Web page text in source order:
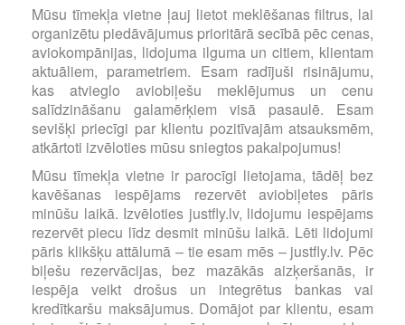
Mūsu tīmekļa vietne ļauj lietot meklēšanas filtrus, lai
organizētu piedāvājumus prioritārā secībā pēc cenas,
aviokompānijas, lidojuma ilguma un citiem, klientam
aktuāliem, parametriem. Esam radījuši risinājumu,
kas atvieglo aviobiļešu meklējumus un cenu
salīdzināšanu galamērķiem visā pasaulē. Esam
sevišķi priecīgi par klientu pozitīvajām atsauksmēm,
atkārtoti izvēloties mūsu sniegtos pakalpojumus!
Mūsu tīmekļa vietne ir parocīgi lietojama, tādēļ bez
kavēšanas iespējams rezervēt aviobiļetes pāris
minūšu laikā. Izvēloties justfly.lv, lidojumu iespējams
rezervēt piecu līdz desmit minūšu laikā. Lēti lidojumi
pāris klikšķu attālumā – tie esam mēs – justfly.lv. Pēc
biļešu rezervācijas, bez mazākās aizķeršanās, ir
iespēja veikt drošus un integrētus bankas vai
kredītkaršu maksājumus. Domājot par klientu, esam